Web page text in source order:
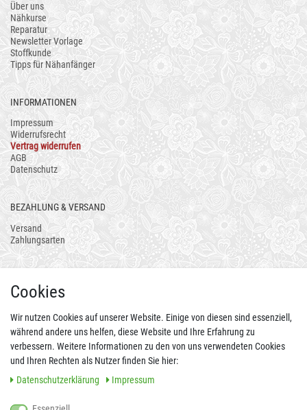
Über uns
Nähkurse
Reparatur
Newsletter Vorlage
Stoffkunde
Tipps für Nähanfänger
INFORMATIONEN
Impressum
Widerrufsrecht
Vertrag widerrufen
AGB
Datenschutz
BEZAHLUNG & VERSAND
Versand
Zahlungsarten
Cookies
Wir nutzen Cookies auf unserer Website. Einige von diesen sind essenziell,
während andere uns helfen, diese Website und Ihre Erfahrung zu
verbessern. Weitere Informationen zu den von uns verwendeten Cookies
und Ihren Rechten als Nutzer finden Sie hier:
Daten­schutz­erklärung
Impressum